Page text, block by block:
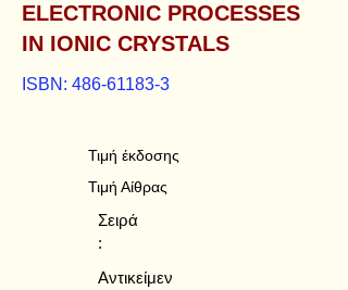
ELECTRONIC PROCESSES
IN IONIC CRYSTALS
ISBN: 486-61183-3
Τιμή έκδοσης
Τιμή Αίθρας
Σειρά
:
Αντικείμεν